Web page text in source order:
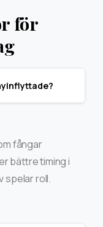
för
fångar
bättre timing i
spelar roll.